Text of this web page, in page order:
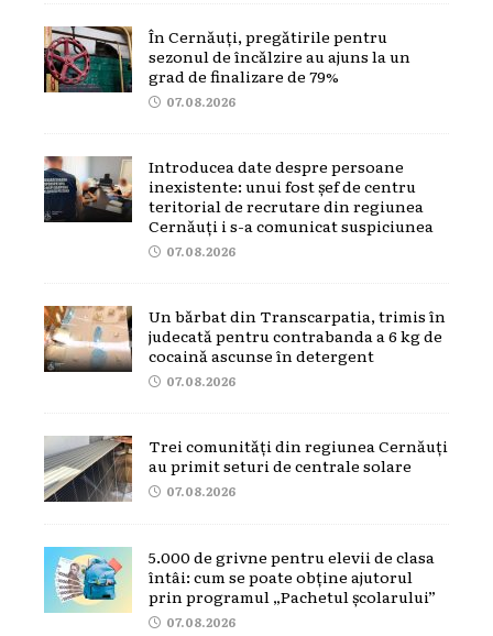
În Cernăuți, pregătirile pentru
sezonul de încălzire au ajuns la un
grad de finalizare de 79%
07.08.2026
Introducea date despre persoane
inexistente: unui fost șef de centru
teritorial de recrutare din regiunea
Cernăuți i s-a comunicat suspiciunea
07.08.2026
Un bărbat din Transcarpatia, trimis în
judecată pentru contrabanda a 6 kg de
cocaină ascunse în detergent
07.08.2026
Trei comunități din regiunea Cernăuți
au primit seturi de centrale solare
07.08.2026
5.000 de grivne pentru elevii de clasa
întâi: cum se poate obține ajutorul
prin programul „Pachetul școlarului”
07.08.2026